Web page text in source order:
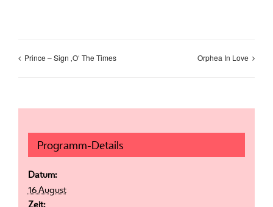
Prince – Sign ‚O‘ The Times Orphea In Love
Programm-Details
Datum:
16 August
Zeit: